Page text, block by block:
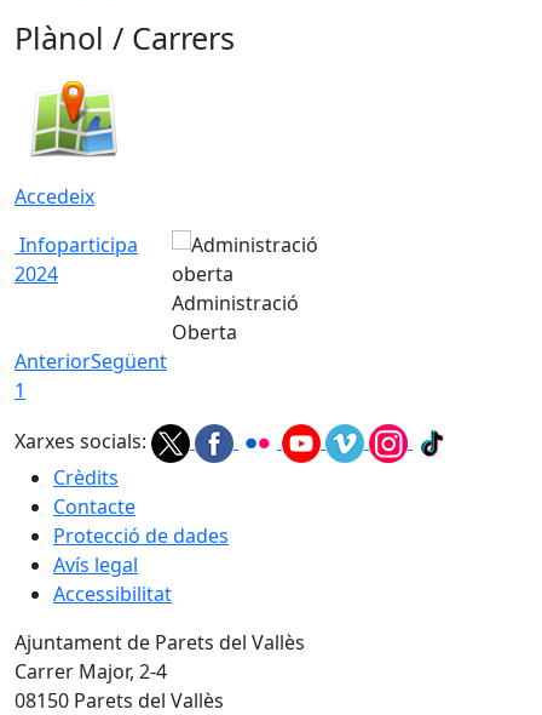
Plànol / Carrers
Accedeix
Infoparticipa
2024
Administració
Oberta
AnteriorSegüent
1
Xarxes socials:
Crèdits
Contacte
Protecció de dades
Avís legal
Accessibilitat
Ajuntament de Parets del Vallès
Carrer Major, 2-4
08150 Parets del Vallès